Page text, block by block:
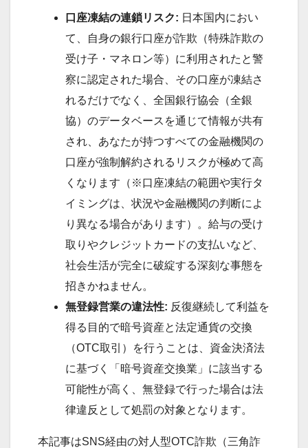
口座凍結の連鎖リスク: 日本国内におい
て、自身の銀行口座が詐欺（特殊詐欺の
受け子・マネロン等）に利用されたと警
察に認定された場合、その口座が凍結さ
れるだけでなく、全国銀行協会（全銀
協）のデータベースを通じて情報が共有
され、あなたが持つすべての金融機関の
口座が強制解約されるリスクが極めて高
くなります（※口座凍結の範囲や実行タ
イミングは、状況や金融機関の判断によ
り異なる場合があります）。給与の受け
取りやクレジットカードの支払いなど、
社会生活が完全に破綻する深刻な事態を
招きかねません。
無登録営業の違法性: 反復継続して利益を
得る目的で暗号資産と法定通貨の交換
（OTC取引）を行うことは、資金決済法
に基づく「暗号資産交換業」に該当する
可能性が高く、無登録で行った場合は法
律違反として処罰の対象となります。
本記事はSNS経由の対人型OTC詐欺（三角詐